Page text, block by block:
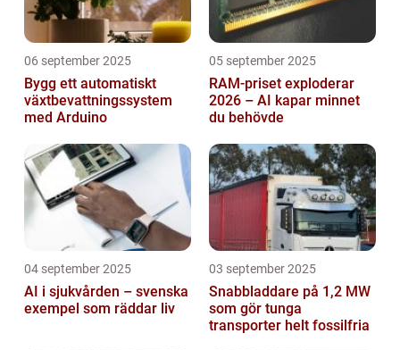
06 september 2025
Bygg ett automatiskt
växtbevattningssystem
med Arduino
05 september 2025
RAM-priset exploderar
2026 – AI kapar minnet
du behövde
04 september 2025
AI i sjukvården – svenska
exempel som räddar liv
03 september 2025
Snabbladdare på 1,2 MW
som gör tunga
transporter helt fossilfria